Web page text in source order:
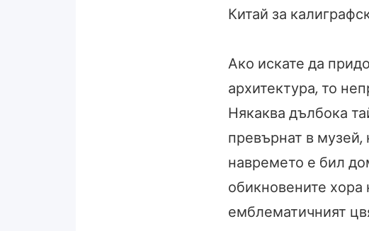
Китай за
Ако искате да
архитектура, то
Някаква дълбока
превърнат в
навремето е бил
обикновените
емблематичният